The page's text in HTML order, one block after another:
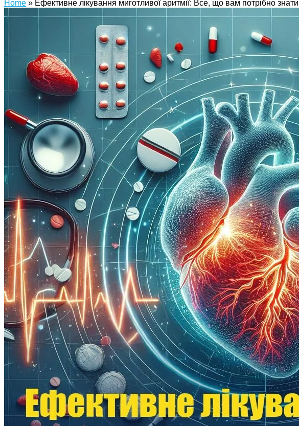
Home » Ефективне лікування миготливої аритмії: Все, що вам потрібно знати